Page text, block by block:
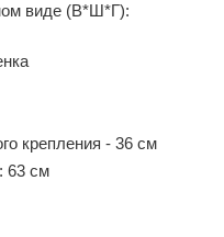
виде (В*Ш*Г):
крепления - 36 см
63 см